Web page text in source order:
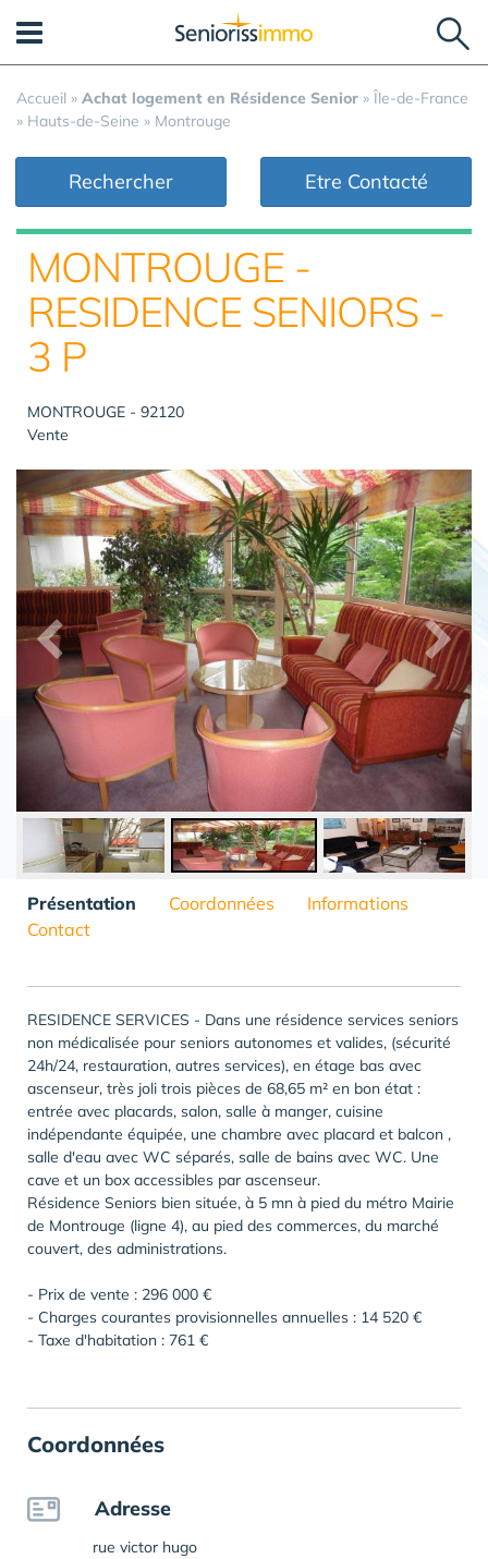
Accueil » Achat logement en Résidence Senior » Île-de-France
» Hauts-de-Seine » Montrouge
Rechercher Etre Contacté
MONTROUGE -
RESIDENCE SENIORS -
3 P
MONTROUGE - 92120
Vente
Présentation Coordonnées
Informations
Contact
RESIDENCE SERVICES - Dans une résidence services seniors
non médicalisée pour seniors autonomes et valides, (sécurité
24h/24, restauration, autres services), en étage bas avec
ascenseur, très joli trois pièces de 68,65 m² en bon état :
entrée avec placards, salon, salle à manger, cuisine
indépendante équipée, une chambre avec placard et balcon ,
salle d'eau avec WC séparés, salle de bains avec WC. Une
cave et un box accessibles par ascenseur.
Résidence Seniors bien située, à 5 mn à pied du métro Mairie
de Montrouge (ligne 4), au pied des commerces, du marché
couvert, des administrations.
- Prix de vente : 296 000 €
- Charges courantes provisionnelles annuelles : 14 520 €
- Taxe d'habitation : 761 €
Coordonnées
Adresse
rue victor hugo